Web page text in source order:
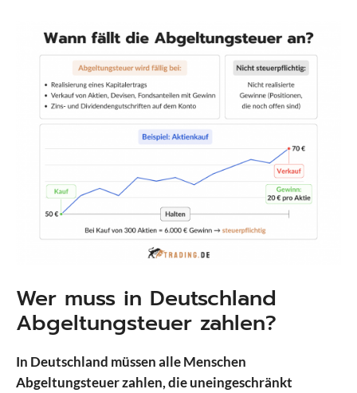
Wer muss in Deutschland
Abgeltungsteuer zahlen?
In Deutschland müssen alle Menschen
Abgeltungsteuer zahlen, die uneingeschränkt